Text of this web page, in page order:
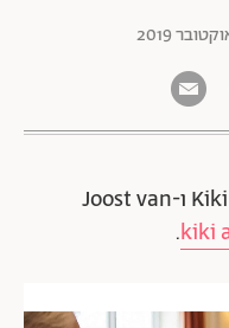
צמד המעצבים Kiki van Eijk ו-Joost van
kiki
.